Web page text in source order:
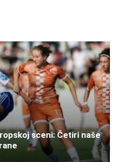
sceni: Četiri naše